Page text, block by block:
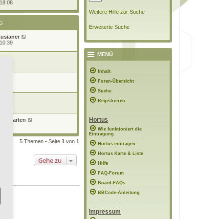
5 Themen • Seite 1 von 1
Gehe zu
Weitere Hilfe zur Suche
Erweiterte Suche
MENÜ
Inhalt
Foren-Übersicht
Suche
Registrieren
Hortus
Wie funktioniert die
Eintragung
Hortus eintragen
Hortus Karte & Liste
Hilfe
FAQ-Forum
Board-FAQs
BBCode-Anleitung
Impressum